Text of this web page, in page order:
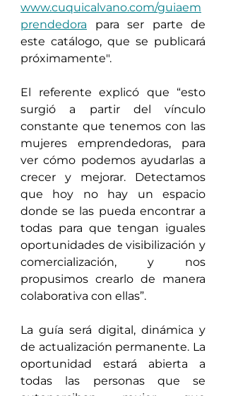
www.cuquicalvano.com/guiaem
prendedora para ser parte de
este catálogo, que se publicará
próximamente".
El referente explicó que “esto
surgió a partir del vínculo
constante que tenemos con las
mujeres emprendedoras, para
ver cómo podemos ayudarlas a
crecer y mejorar. Detectamos
que hoy no hay un espacio
donde se las pueda encontrar a
todas para que tengan iguales
oportunidades de visibilización y
comercialización, y nos
propusimos crearlo de manera
colaborativa con ellas”.
La guía será digital, dinámica y
de actualización permanente. La
oportunidad estará abierta a
todas las personas que se